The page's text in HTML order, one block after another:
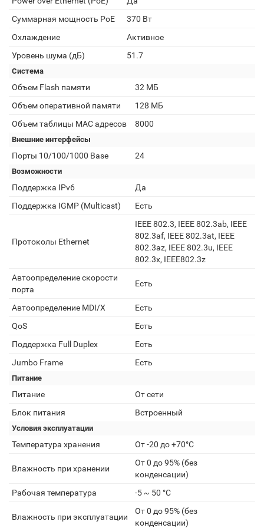
Суммарная мощность PoE
370 Вт
Охлаждение
Активное
Уровень шума (дБ)
51.7
Система
Объем Flash памяти
32 МБ
Объем оперативной памяти
128 МБ
Объем таблицы MAC адресов
8000
Внешние интерфейсы
Порты 10/100/1000 Base 24
Возможности
Поддержка IPv6
Да
Поддержка IGMP (Multicast)
Есть
Протоколы Ethernet
IEEE 802.3, IEEE 802.3ab, IEEE
802.3af, IEEE 802.3at, IEEE
802.3az, IEEE 802.3u, IEEE
802.3x, IEEE802.3z
Автоопределение скорости
порта
Есть
Автоопределение MDI/X
Есть
QoS
Есть
Поддержка Full Duplex
Есть
Jumbo Frame
Есть
Питание
Питание
От сети
Блок питания
Встроенный
Условия эксплуатации
Температура хранения От -20 до +70°С
Влажность при хранении
От 0 до 95% (без
конденсации)
Рабочая температура
-5 ~ 50 °C
Влажность при эксплуатации
От 0 до 95% (без
конденсации)